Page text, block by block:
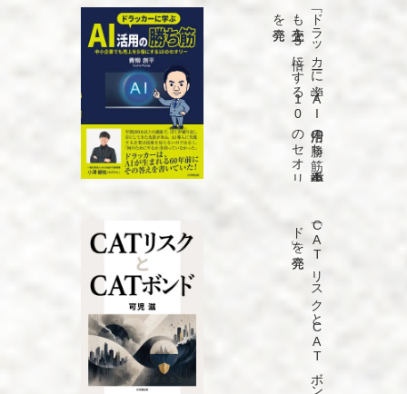
「ド
ラ
ッ
カ
ーに
学ぶ
A
I
活用の
勝ち
筋
中小企業で
も
売上を
5
倍に
す
る
1
0
の
セ
オ
リ
ー」
を
発売
「C
A
T
リ
ス
ク
と
C
A
T
ボ
ン
ド
」を
発売